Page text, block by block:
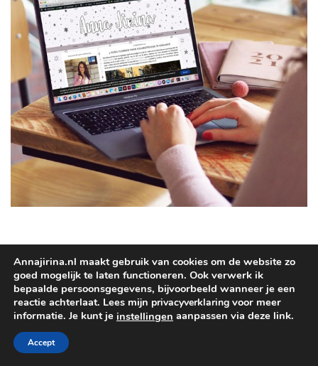
Annajirina.nl maakt gebruik van cookies om de website zo
goed mogelijk te laten functioneren. Ook verwerk ik
bepaalde persoonsgegevens, bijvoorbeeld wanneer je een
reactie achterlaat. Lees mijn privacyverklaring voor meer
informatie. Je kunt je instellingen aanpassen via deze link.
Accept